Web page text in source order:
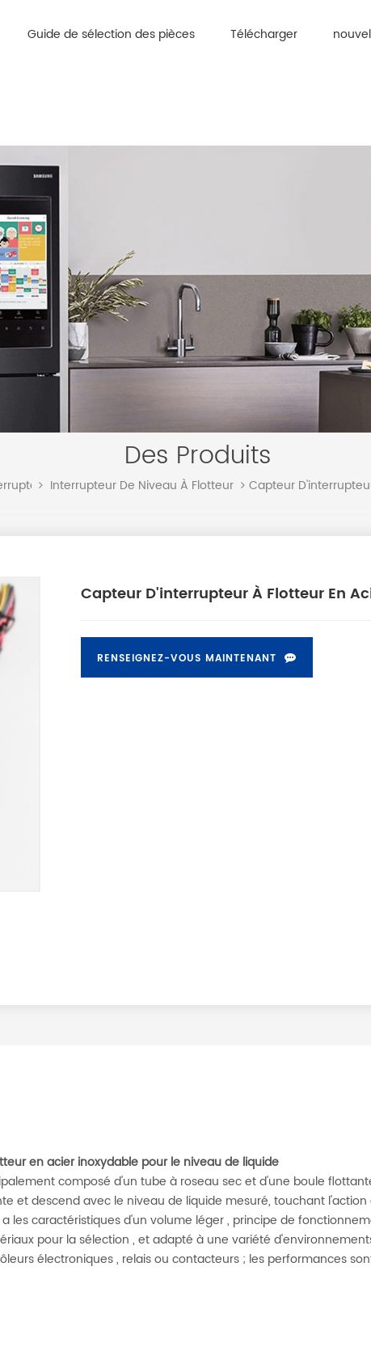
Guide de sélection des pièces Télécharger
Des Produits
Interrupteur De Niveau À Flotteur Capteur
Capteur D'interrupteur À Flotteur En
RENSEIGNEZ-VOUS MAINTENANT
en acier inoxydable pour le niveau de liquide
composé d'un tube à roseau sec et d'une boule
et descend avec le niveau de liquide mesuré, touchant
les caractéristiques d'un volume léger , principe de
pour la sélection , et adapté à une variété
électroniques , relais ou contacteurs ; les performances